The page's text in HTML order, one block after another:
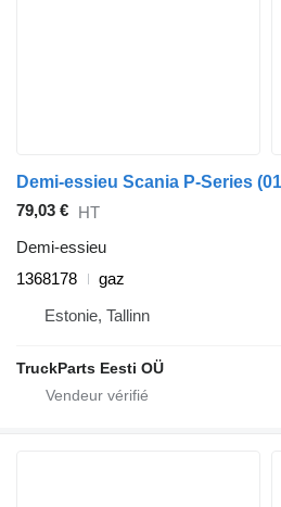
79,03 € HT
Demi-essieu
1368178
gaz
Estonie, Tallinn
TruckParts Eesti OÜ